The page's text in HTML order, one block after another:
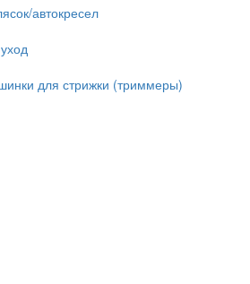
автокресел
для стрижки (триммеры)